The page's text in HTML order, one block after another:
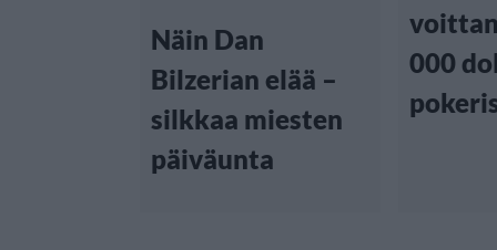
Näin Dan
Bilzerian elää –
silkkaa miesten
päiväunta
000